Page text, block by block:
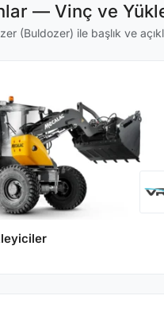
— Vinç ve
(Buldozer) ile başlık ve